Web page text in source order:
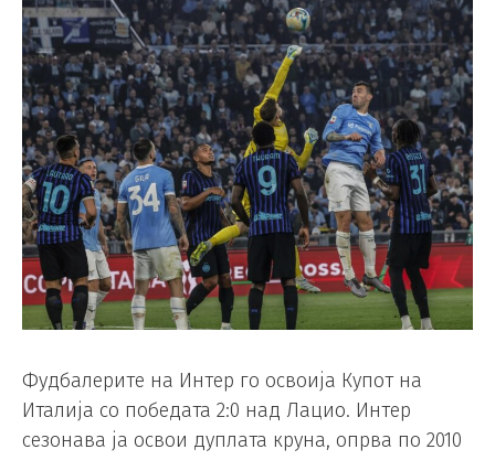
Фудбалерите на Интер го освоија Купот на
Италија со победата 2:0 над Лацио. Интер
сезонава ја освои дуплата круна, опрва по 2010